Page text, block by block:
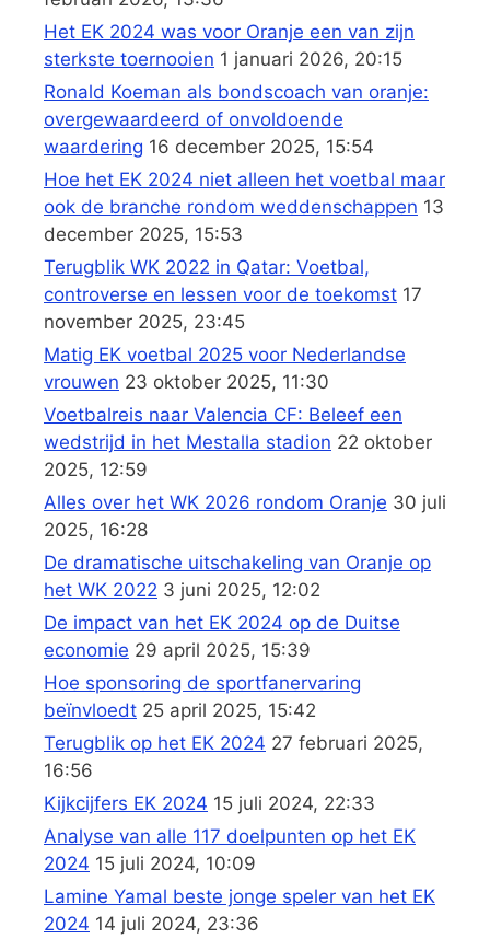
Het EK 2024 was voor Oranje een van zijn
sterkste toernooien 1 januari 2026, 20:15
Ronald Koeman als bondscoach van oranje:
overgewaardeerd of onvoldoende
waardering 16 december 2025, 15:54
Hoe het EK 2024 niet alleen het voetbal maar
ook de branche rondom weddenschappen 13
december 2025, 15:53
Terugblik WK 2022 in Qatar: Voetbal,
controverse en lessen voor de toekomst 17
november 2025, 23:45
Matig EK voetbal 2025 voor Nederlandse
vrouwen 23 oktober 2025, 11:30
Voetbalreis naar Valencia CF: Beleef een
wedstrijd in het Mestalla stadion 22 oktober
2025, 12:59
Alles over het WK 2026 rondom Oranje 30 juli
2025, 16:28
De dramatische uitschakeling van Oranje op
het WK 2022 3 juni 2025, 12:02
De impact van het EK 2024 op de Duitse
economie 29 april 2025, 15:39
Hoe sponsoring de sportfanervaring
beïnvloedt 25 april 2025, 15:42
Terugblik op het EK 2024 27 februari 2025,
16:56
Kijkcijfers EK 2024 15 juli 2024, 22:33
Analyse van alle 117 doelpunten op het EK
2024 15 juli 2024, 10:09
Lamine Yamal beste jonge speler van het EK
2024 14 juli 2024, 23:36